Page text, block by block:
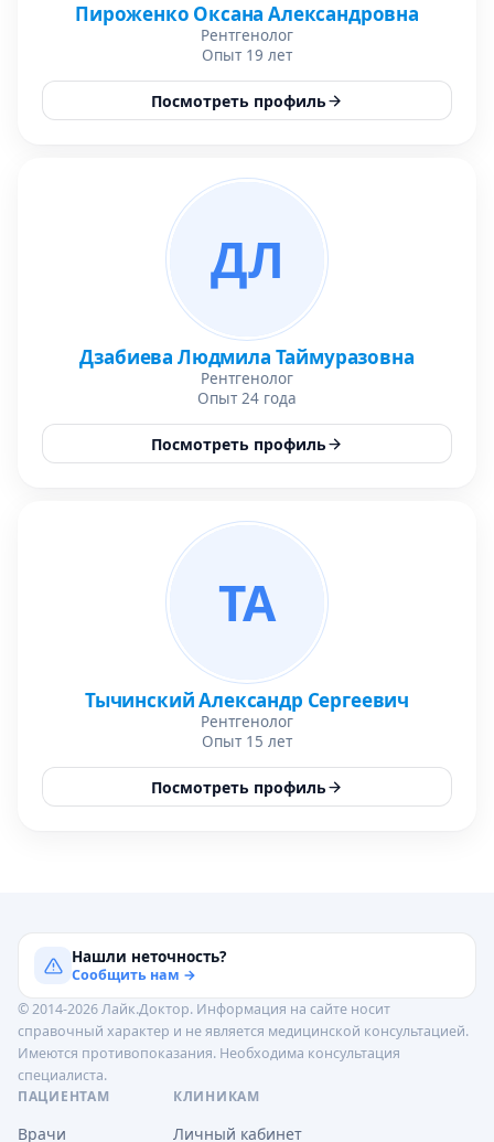
Пироженко Оксана Александровна
Рентгенолог
Опыт 19 лет
Посмотреть профиль
ДЛ
Дзабиева Людмила Таймуразовна
Рентгенолог
Опыт 24 года
Посмотреть профиль
ТА
Тычинский Александр Сергеевич
Рентгенолог
Опыт 15 лет
Посмотреть профиль
Нашли неточность?
Сообщить нам →
© 2014-2026 Лайк.Доктор. Информация на сайте носит
справочный характер и не является медицинской консультацией.
Имеются противопоказания. Необходима консультация
специалиста.
ПАЦИЕНТАМ
Врачи
КЛИНИКАМ
Личный кабинет